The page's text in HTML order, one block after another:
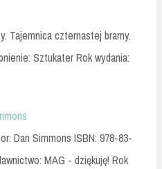
Tajemnica czternastej bramy.
Sztukater Rok wydania:
Dan Simmons ISBN: 978-83-
MAG - dziękuję! Rok